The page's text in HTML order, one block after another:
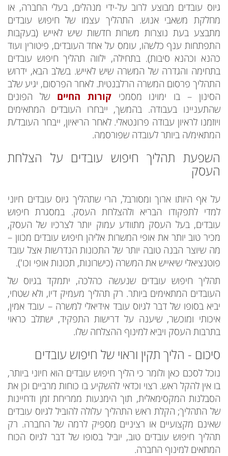
גיוס עובדים מבוצע לרוב על-ידי מנהלים, בעלי החברה, או
מחלקת משאבי אנוש. התהליך עצמו של חיפוש עובדים
מתבצע בעת נוצרות משרות חדשות שיש לאייש (בעקבות
התפתחות ענף כלשהו, עומס על אחד העובדים, פיטורין ועוד
כהנא וכהנא סיבות). בתחילה, ילווה תהליך חיפוש עובדים
בתחימה והגדרה של המשרה שיש לאייש. בשלב הבא, ידרוש
התהליך פרסום המשרה הרלבנטית. לאחר הפרסום, יגיע שלב
הסינון – בו ימוינו מסמכיקורות החיים של הפונים
שהתעניינו בעבודה. בהמשך, ייבחרו העובדים המתאימים
ויוזמנו לראיון עבודה פרונטאלי. לאחר הריאיון, ייבחר העובד/ת
המתאימ/ה ביותר לעובדה שפורסמה.
השפעת תהליך חיפוש עובדים על הצלחת
העסק
על אף היותו ארוך ומסורבל, הרי שתהליך גיוס עובדים חיוני
למדי לתפקודו הבריא ולהצלחת העסק. במסגרת חיפוש
עובדים, בעל העסק מתוודע עמוק יותר לצרכיו של העסק,
מכיר טוב יותר את אופי המשרות אליהן חיפוש עובדים מכוון –
מה שיוצר הבנה טובה יותר של התכונות הנדרשות אצל עובד
פוטנציאלי שיאייש את המשרה (כישרונות, תכונות אופי וכו').
תהליך חיפוש עובדים שנעשה כהלכה, יתמקד בגיוס של
העובדים המתאימים ביותר. רק תהליך מעמיק דיו, ולא שטחי,
יביא בסופו של דבר לגיוס עובד אידיאלי למשרה – עובד אמין,
איכותי ומוכשר, שיענה על דרישות התפקיד, ישתלב כראוי
בתרבות העסק ויביא למינוף ההצלחה שלו.
סיכום - הליך תקין וראוי של חיפוש עובדים
נוכל לסכם כאן ולומר כי הליך חיפוש עובדים הוא חיוני ביותר,
בו אין להקל ראש. רצוי וכדאי להשקיע בו כוחות מרביים וכן את
הסבלנות המקסימאלית, תוך הימנעות ממריחת זמן ודחיינות
של התהליך; הקלת ראש התהליך עלולה להוביל לגיוס עובדים
שאינם מקצועיים או רציניים מספיק לרמה של החברה. רק
תהליך חיפוש עובדים טוב, יוביל בסופו של דבר לגיוס הכוח
המתאים למינוף החברה.